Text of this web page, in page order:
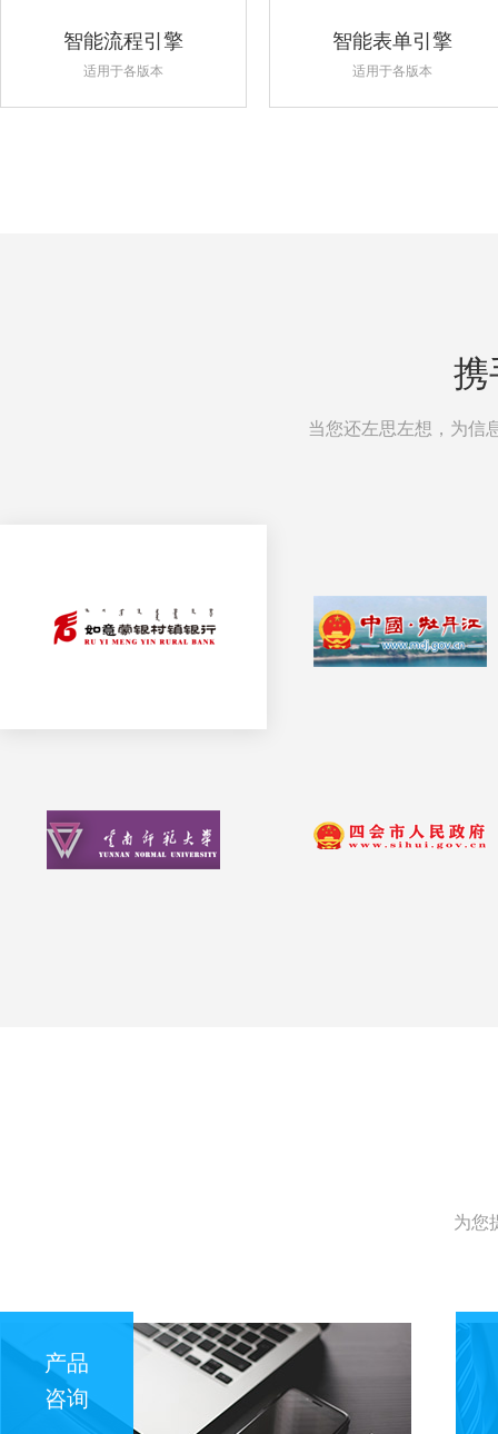
智能流程引擎
适用于各版本
智能表单引擎
适用于各版本
携
当您还左思左想，为信
为您
产品
咨询